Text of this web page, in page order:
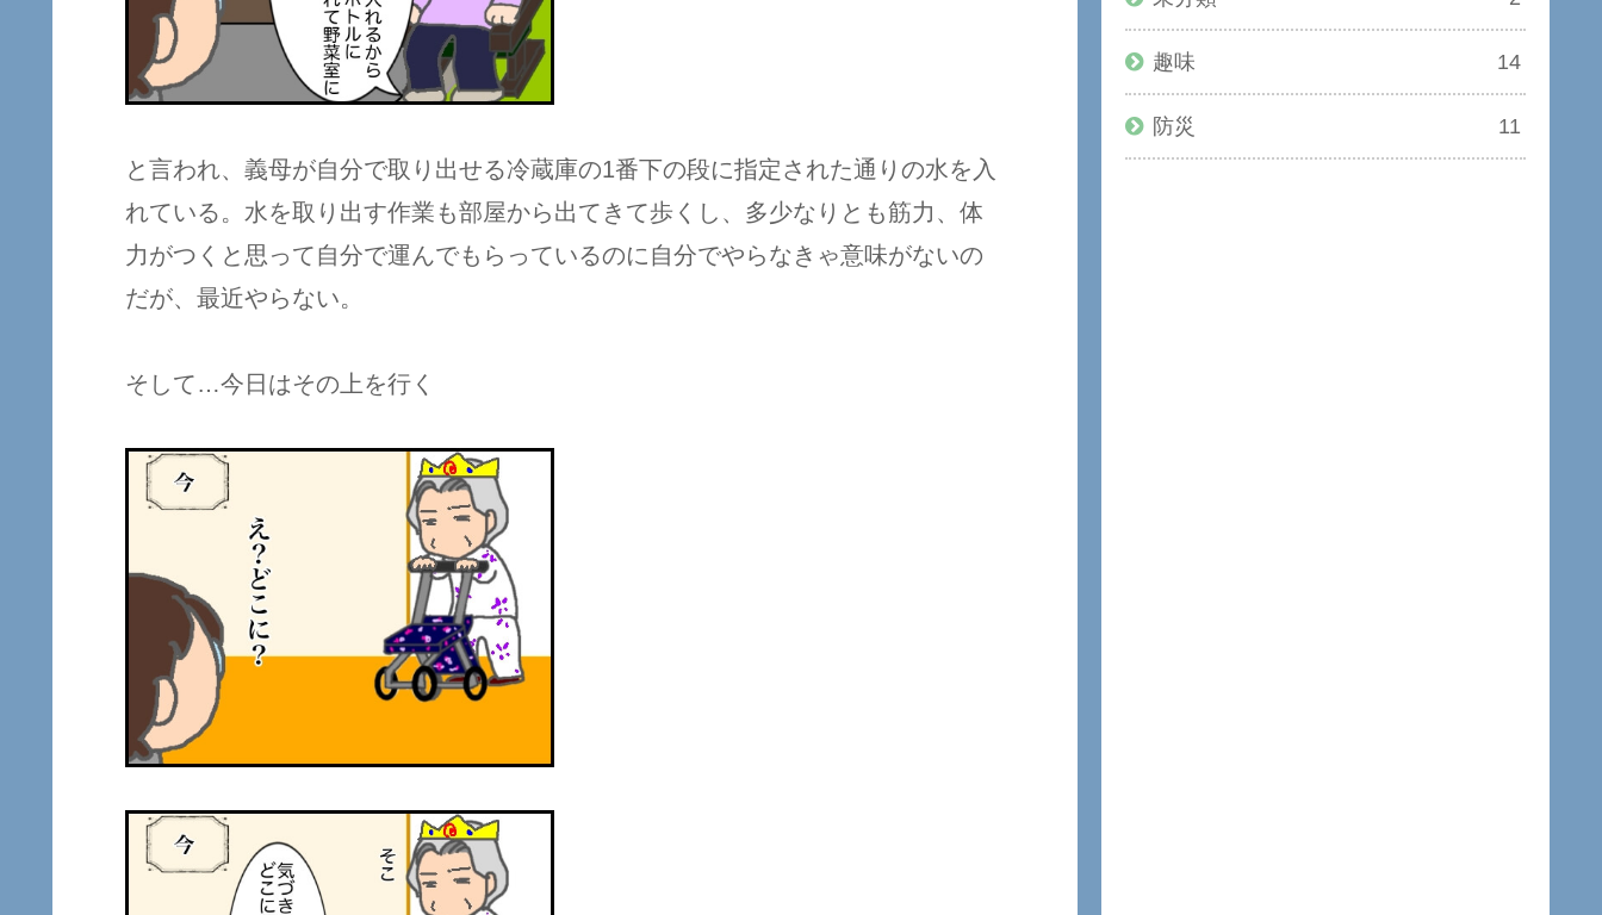
と言われ、義母が自分で取り出せる冷蔵庫の1番下の段に指定された通りの水を入
れている。水を取り出す作業も部屋から出てきて歩くし、多少なりとも筋力、体
力がつくと思って自分で運んでもらっているのに自分でやらなきゃ意味がないの
だが、最近やらない。
そして…今日はその上を行く
趣味 14
防災 11